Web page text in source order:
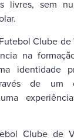
livres, sem
Clube
na
identidade
de um
Clube de